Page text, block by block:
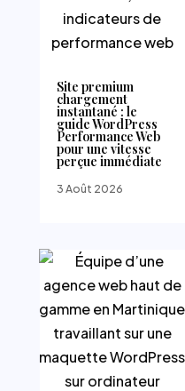
Site premium
chargement
instantané : le
guide WordPress
Performance Web
pour une vitesse
perçue immédiate
3 Août 2026